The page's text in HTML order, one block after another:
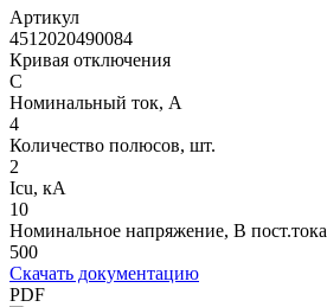
Артикул
4512020490084
Кривая отключения
C
Номинальный ток, А
4
Количество полюсов, шт.
2
Icu, кА
10
Номинальное напряжение, В пост.тока
500
Скачать документацию
PDF